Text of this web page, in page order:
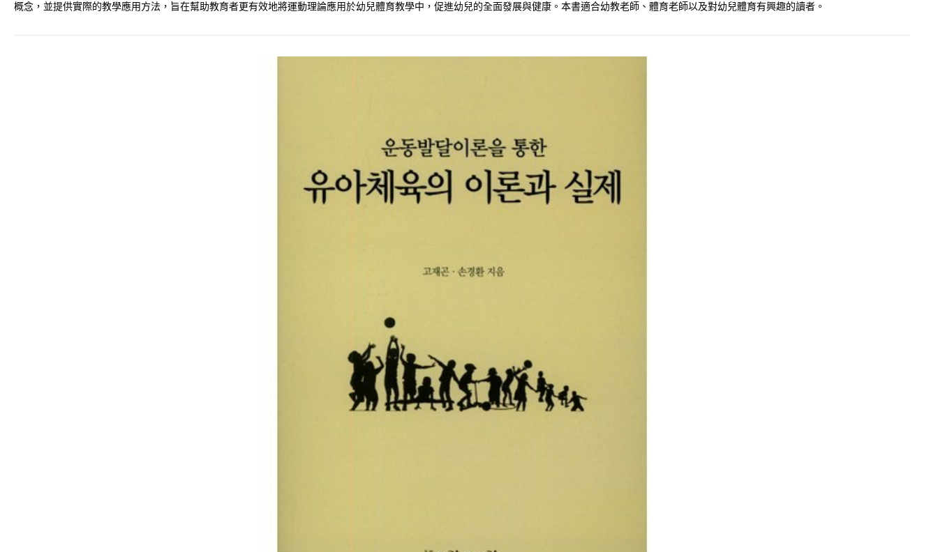
概念，並提供實際的教學應用方法，旨在幫助教育者更有效地將運動理論應用於幼兒體育教學中，促進幼兒的全面發展與健康。本書適合幼教老師、體育老師以及對幼兒體育有興趣的讀者。